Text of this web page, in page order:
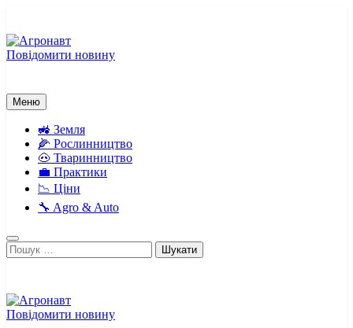
вмісту
Повідомити новину
Меню
🚜 Земля
🌽 Рослинництво
🐽 Тваринництво
💼 Практики
📉 Ціни
🔧 Agro & Auto
Пошук:
Повідомити новину